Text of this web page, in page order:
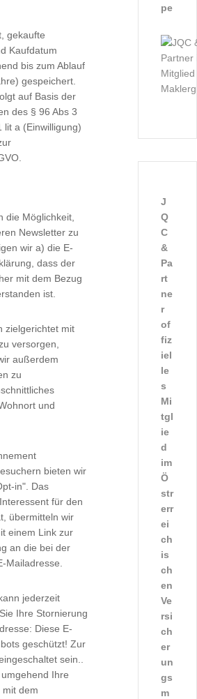
gekaufte
Kaufdatum
bis zum Ablauf
gespeichert.
auf Basis der
des § 96 Abs 3
lit a (Einwilligung)
die Möglichkeit,
Newsletter zu
wir a) die E-
dass der
mit dem Bezug
ist.
zielgerichtet mit
versorgen,
außerdem
zu
und
bieten wir
in". Das
für den
übermitteln wir
einem Link zur
an die bei der
Mailadresse.
jederzeit
Ihre Stornierung
Diese E-
geschützt! Zur
sein.
Ihre
dem
pe
J
Q
C
&
Pa
rt
ne
r
of
fiz
iel
le
s
Mi
tgl
ie
d
im
Ö
str
err
ei
ch
is
ch
en
Ve
rsi
ch
er
un
gs
m